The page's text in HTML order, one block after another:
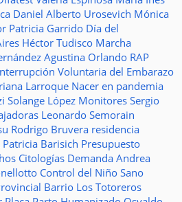
Daniel Alberto Urosevich Mónica
Patricia Garrido Día del
Héctor Tudisco Marcha
Agustina Orlando RAP
Voluntaria del Embarazo
Larroque Nacer en pandemia
Solange López Monitores Sergio
Leonardo Semorain
Rodrigo Bruvera residencia
Patricia Barisich Presupuesto
Citologías Demanda Andrea
Control del Niño Sano
Barrio Los Totoreros